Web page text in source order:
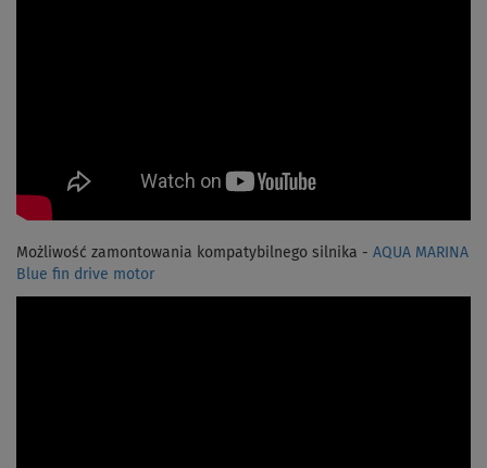
Możliwość zamontowania kompatybilnego silnika - AQUA MARINA
Blue fin drive motor